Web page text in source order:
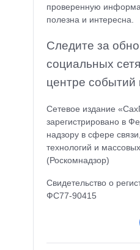
проверенную
полезна и интересна.
Следите за
социальных
центре событий
Сетевое издание
зарегистрировано в
надзору в сфере
технологий и
(Роскомнадзор)
Свидетельство о
ФС77-90415